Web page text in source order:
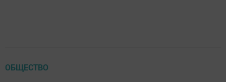
ОБЩЕСТВО